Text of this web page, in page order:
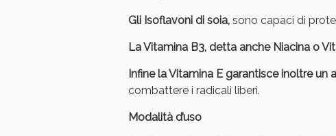
Gli Isoflavoni di soia, sono capaci di
La Vitamina B3, detta anche Niacina o
Infine la Vitamina E garantisce inoltre
combattere i radicali liberi.
Modalità d’uso